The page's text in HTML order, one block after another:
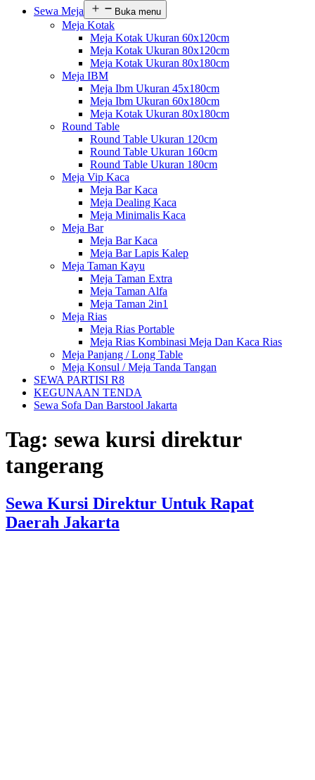
Sewa Meja
Buka menu
Meja Kotak
Meja Kotak Ukuran 60x120cm
Meja Kotak Ukuran 80x120cm
Meja Kotak Ukuran 80x180cm
Meja IBM
Meja Ibm Ukuran 45x180cm
Meja Ibm Ukuran 60x180cm
Meja Kotak Ukuran 80x180cm
Round Table
Round Table Ukuran 120cm
Round Table Ukuran 160cm
Round Table Ukuran 180cm
Meja Vip Kaca
Meja Bar Kaca
Meja Dealing Kaca
Meja Minimalis Kaca
Meja Bar
Meja Bar Kaca
Meja Bar Lapis Kalep
Meja Taman Kayu
Meja Taman Extra
Meja Taman Alfa
Meja Taman 2in1
Meja Rias
Meja Rias Portable
Meja Rias Kombinasi Meja Dan Kaca Rias
Meja Panjang / Long Table
Meja Konsul / Meja Tanda Tangan
SEWA PARTISI R8
KEGUNAAN TENDA
Sewa Sofa Dan Barstool Jakarta
Tag: sewa kursi direktur
tangerang
Sewa Kursi Direktur Untuk Rapat
Daerah Jakarta